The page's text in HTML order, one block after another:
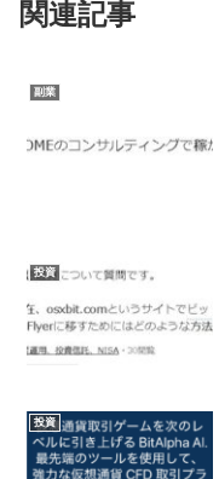
関連記事
副業
投資
投資